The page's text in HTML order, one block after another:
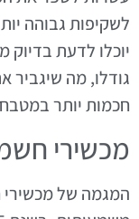
לשקיפות גבוהה
יוכלו לדעת בדיוק
גודלו, מה שיגביר
חכמות יותר
מכשירי
המגמה של